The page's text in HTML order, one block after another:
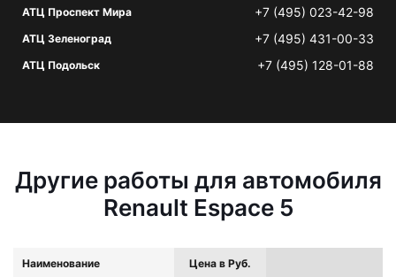
АТЦ Проспект Мира +7 (495) 023-42-98
АТЦ Зеленоград +7 (495) 431-00-33
АТЦ Подольск +7 (495) 128-01-88
Другие работы для автомобиля
Renault Espace 5
Наименование Цена в Руб.